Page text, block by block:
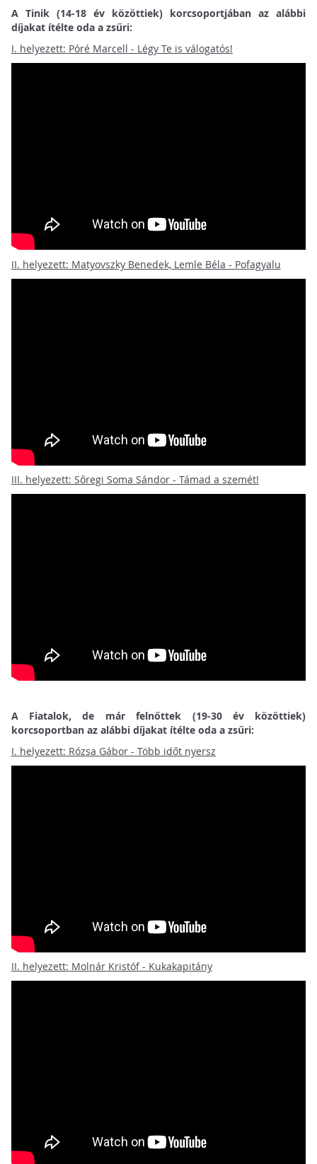
A Tinik (14-18 év közöttiek) korcsoportjában az alábbi
díjakat ítélte oda a zsűri:
I. helyezett: Póré Marcell - Légy Te is válogatós!
II. helyezett: Matyovszky Benedek, Lemle Béla - Pofagyalu
III. helyezett: Sőregi Soma Sándor - Támad a szemét!
A Fiatalok, de már felnőttek (19-30 év közöttiek)
korcsoportban az alábbi díjakat ítélte oda a zsűri:
I. helyezett: Rózsa Gábor - Több időt nyersz
II. helyezett: Molnár Kristóf - Kukakapitány